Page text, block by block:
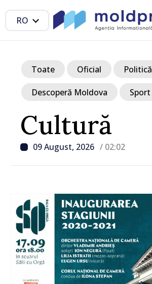
RO
Cultură
09 August, 2026 / 02:02
Toate Oficial Politică
Descoperă Moldova Sport